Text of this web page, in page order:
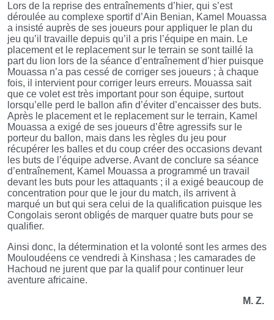
Lors de la reprise des entraînements d’hier, qui s’est
déroulée au complexe sportif d’Ain Benian, Kamel Mouassa
a insisté auprès de ses joueurs pour appliquer le plan du
jeu qu’il travaille depuis qu’il a pris l’équipe en main. Le
placement et le replacement sur le terrain se sont taillé la
part du lion lors de la séance d’entraînement d’hier puisque
Mouassa n’a pas cessé de corriger ses joueurs ; à chaque
fois, il intervient pour corriger leurs erreurs. Mouassa sait
que ce volet est très important pour son équipe, surtout
lorsqu’elle perd le ballon afin d’éviter d’encaisser des buts.
Après le placement et le replacement sur le terrain, Kamel
Mouassa a exigé de ses joueurs d’être agressifs sur le
porteur du ballon, mais dans les règles du jeu pour
récupérer les balles et du coup créer des occasions devant
les buts de l’équipe adverse. Avant de conclure sa séance
d’entraînement, Kamel Mouassa a programmé un travail
devant les buts pour les attaquants ; il a exigé beaucoup de
concentration pour que le jour du match, ils arrivent à
marqué un but qui sera celui de la qualification puisque les
Congolais seront obligés de marquer quatre buts pour se
qualifier.
Ainsi donc, la détermination et la volonté sont les armes des
Mouloudéens ce vendredi à Kinshasa ; les camarades de
Hachoud ne jurent que par la qualif pour continuer leur
aventure africaine.
M. Z.